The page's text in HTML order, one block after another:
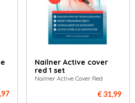
Nailner Active cover
red 1 set
Nailner Active Cover Red
€ 31,99